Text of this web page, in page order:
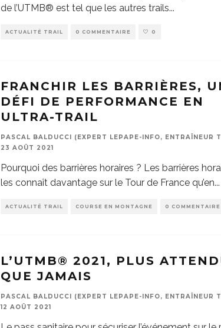
de l’UTMB® est tel que les autres trails...
ACTUALITÉ TRAIL 0 COMMENTAIRE 0
FRANCHIR LES BARRIÈRES,
DÉFI DE PERFORMANCE EN
ULTRA-TRAIL
PASCAL BALDUCCI (EXPERT LEPAPE-INFO, ENTRAÎNEUR
23 AOÛT 2021
Pourquoi des barrières horaires ? Les barrières
les connaît davantage sur le Tour de France qu’en...
ACTUALITÉ TRAIL COURSE EN MONTAGNE 0 COMMENTAIRE
L’UTMB® 2021, PLUS
QUE JAMAIS
PASCAL BALDUCCI (EXPERT LEPAPE-INFO, ENTRAÎNEUR
12 AOÛT 2021